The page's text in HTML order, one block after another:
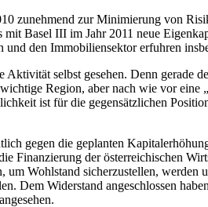
zunehmend zur Minimierung von
Basel III im Jahr 2011 neue
den Immobiliensektor erfuhren
selbst gesehen. Denn gerade
Region, aber nach wie vor eine
ist für die gegensätzlichen
gegen die geplanten
Finanzierung der österreichischen
Wohlstand sicherzustellen,
Dem Widerstand angeschlossen